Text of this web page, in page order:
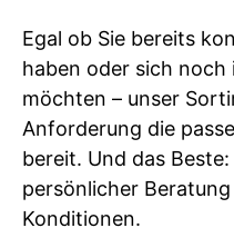
Egal ob Sie bereits
haben oder sich noch
möchten – unser
Anforderung die
bereit. Und das
persönlicher
Konditionen.